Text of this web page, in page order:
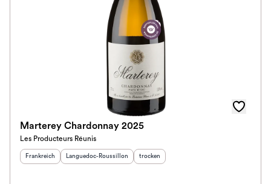
Marterey Chardonnay 2025
Les Producteurs Réunis
Herkunftsland
Frankreich Herkunftsregion:
Languedoc-Roussillon Geschmack
trocken